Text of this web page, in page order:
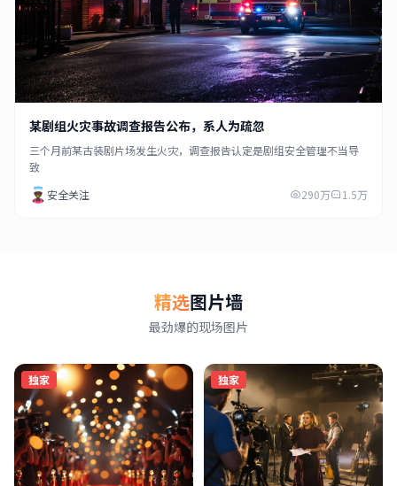
某剧组火灾事故调查报告公布，系人为疏忽
三个月前某古装剧片场发生火灾，调查报告认定是剧组安全管理不当导
致
安全关注
290万 1.5万
精选图片墙
最劲爆的现场图片
独家 独家